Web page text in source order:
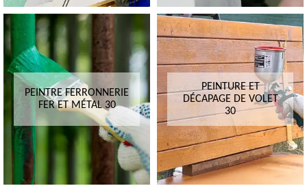
PEINTRE FERRONNERIE
FER ET MÉTAL 30
PEINTURE ET
DÉCAPAGE DE VOLET
30